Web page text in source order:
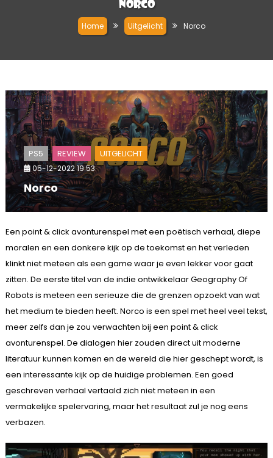
Norco
Home Uitgelicht Norco
PS5 REVIEW UITGELICHT
05-12-2022 19:53
Norco
Een point & click avonturenspel met een poëtisch verhaal, diepe
moralen en een donkere kijk op de toekomst en het verleden
klinkt niet meteen als een game waar je even lekker voor gaat
zitten. De eerste titel van de indie ontwikkelaar Geography Of
Robots is meteen een serieuze die de grenzen opzoekt van wat
het medium te bieden heeft. Norco is een spel met heel veel tekst,
meer zelfs dan je zou verwachten bij een point & click
avonturenspel. De dialogen hier zouden direct uit moderne
literatuur kunnen komen en de wereld die hier geschept wordt, is
een interessante kijk op de huidige problemen. Een goed
geschreven verhaal vertaald zich niet meteen in een
vermakelijke spelervaring, maar het resultaat zul je nog eens
verbazen.